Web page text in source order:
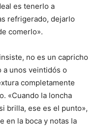
es tenerlo a
refrigerado, dejarlo
comerlo».
no es un capricho
a unos veintidós o
completamente
«Cuando la loncha
brilla, ese es el punto»,
en la boca y notas la